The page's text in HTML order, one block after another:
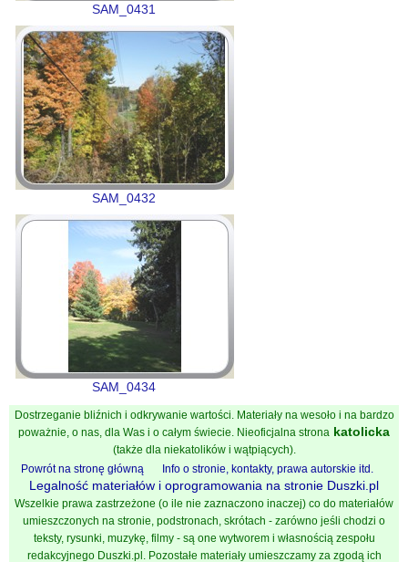
SAM_0431
SAM_0432
SAM_0434
Dostrzeganie bliźnich i odkrywanie wartości. Materiały na wesoło i na bardzo
poważnie, o nas, dla Was i o całym świecie. Nieoficjalna strona katolicka
(także dla niekatolików i wątpiących).
Powrót na stronę główną
Info o stronie, kontakty, prawa autorskie itd.
Legalność materiałów i oprogramowania na stronie Duszki.pl
Wszelkie prawa zastrzeżone (o ile nie zaznaczono inaczej) co do materiałów
umieszczonych na stronie, podstronach, skrótach - zarówno jeśli chodzi o
teksty, rysunki, muzykę, filmy - są one wytworem i własnością zespołu
redakcyjnego Duszki.pl. Pozostałe materiały umieszczamy za zgodą ich